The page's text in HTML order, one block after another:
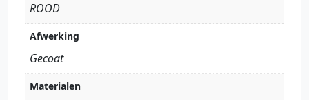
ROOD
Afwerking
Gecoat
Materialen